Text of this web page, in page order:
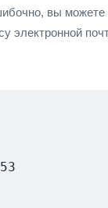
вы можете
электронной